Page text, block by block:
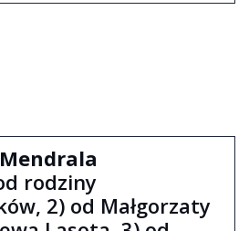
rodziny
2) od Małgorzaty